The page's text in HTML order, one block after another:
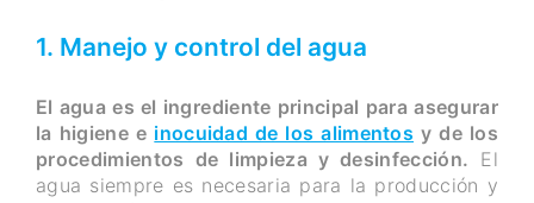
1. Manejo y control del agua
El agua es el ingrediente principal para asegurar
la higiene e inocuidad de los alimentos y de los
procedimientos de limpieza y desinfección. El
agua siempre es necesaria para la producción y